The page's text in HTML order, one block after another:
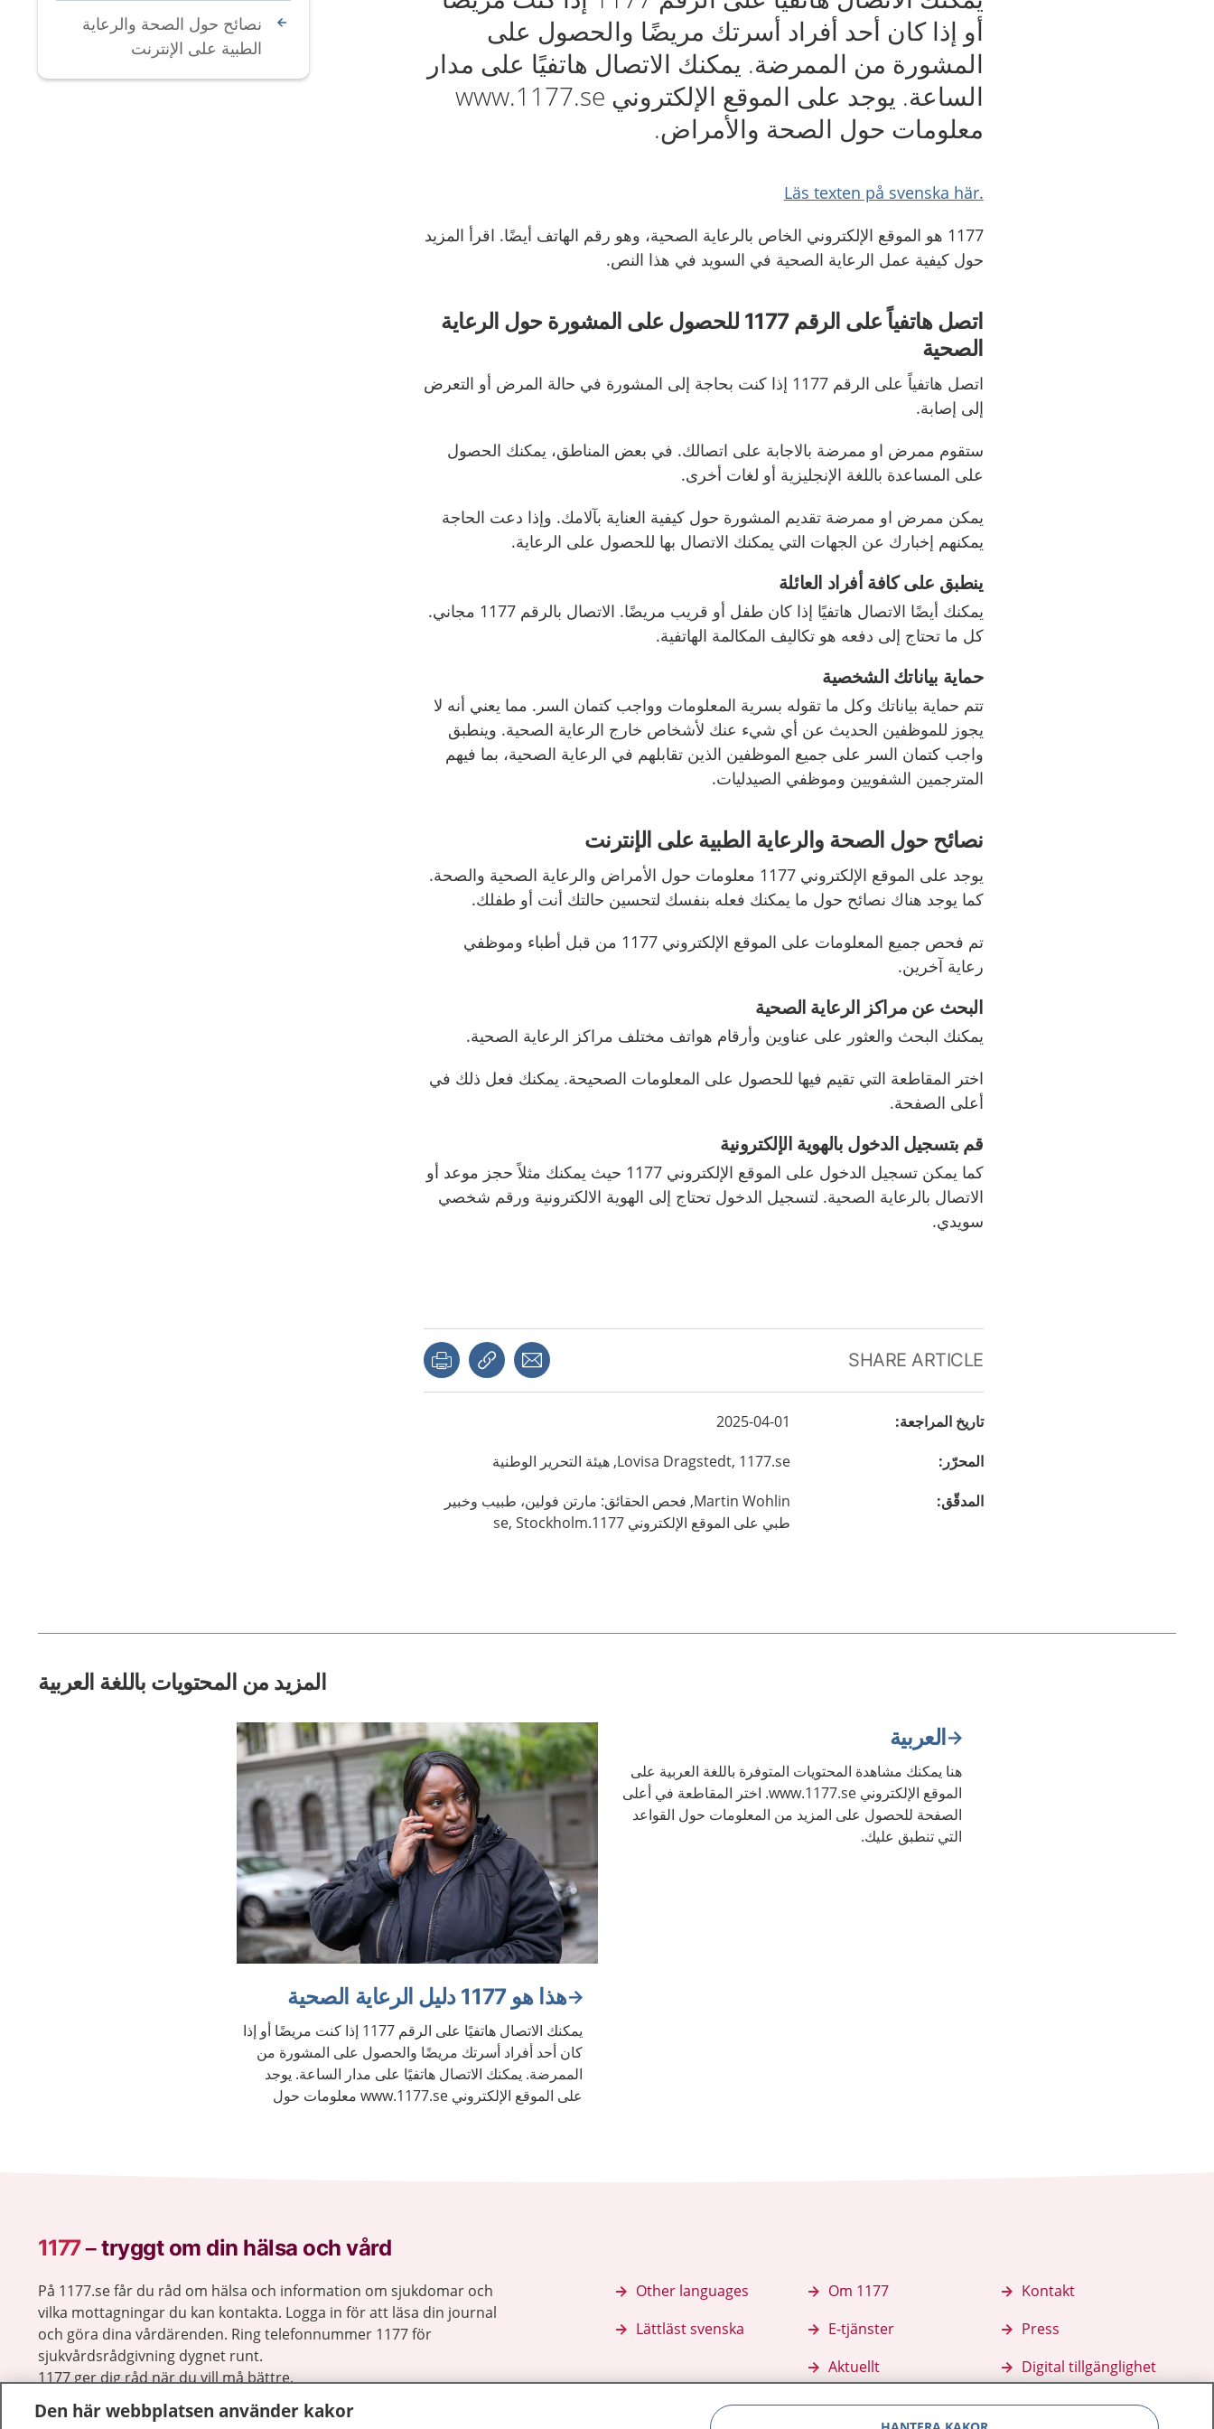
أو إذا كان أحد أفراد أسرتك مريضًا والحصول على
المشورة من الممرضة. يمكنك الاتصال هاتفيًا على مدار
الساعة. يوجد على الموقع الإلكتروني www.1177.se
معلومات حول الصحة والأمراض.
.Läs texten på svenska här
1177 هو الموقع الإلكتروني الخاص بالرعاية الصحية، وهو رقم الهاتف أيضًا. اقرأ المزيد
حول كيفية عمل الرعاية الصحية في السويد في هذا النص.
اتصل هاتفياً على الرقم 1177 للحصول على المشورة حول الرعاية
الصحية
اتصل هاتفياً على الرقم 1177 إذا كنت بحاجة إلى المشورة في حالة المرض أو التعرض
إلى إصابة.
ستقوم ممرض او ممرضة بالاجابة على اتصالك. في بعض المناطق، يمكنك الحصول
على المساعدة باللغة الإنجليزية أو لغات أخرى.
يمكن ممرض او ممرضة تقديم المشورة حول كيفية العناية بآلامك. وإذا دعت الحاجة
يمكنهم إخبارك عن الجهات التي يمكنك الاتصال بها للحصول على الرعاية.
ينطبق على كافة أفراد العائلة
يمكنك أيضًا الاتصال هاتفيًا إذا كان طفل أو قريب مريضًا. الاتصال بالرقم 1177 مجاني.
كل ما تحتاج إلى دفعه هو تكاليف المكالمة الهاتفية.
حماية بياناتك الشخصية
تتم حماية بياناتك وكل ما تقوله بسرية المعلومات وواجب كتمان السر. مما يعني أنه لا
يجوز للموظفين الحديث عن أي شيء عنك لأشخاص خارج الرعاية الصحية. وينطبق
واجب كتمان السر على جميع الموظفين الذين تقابلهم في الرعاية الصحية، بما فيهم
المترجمين الشفويين وموظفي الصيدليات.
نصائح حول الصحة والرعاية الطبية على الإنترنت
يوجد على الموقع الإلكتروني 1177 معلومات حول الأمراض والرعاية الصحية والصحة.
كما يوجد هناك نصائح حول ما يمكنك فعله بنفسك لتحسين حالتك أنت أو طفلك.
تم فحص جميع المعلومات على الموقع الإلكتروني 1177 من قبل أطباء وموظفي
رعاية آخرين.
البحث عن مراكز الرعاية الصحية
يمكنك البحث والعثور على عناوين وأرقام هواتف مختلف مراكز الرعاية الصحية.
اختر المقاطعة التي تقيم فيها للحصول على المعلومات الصحيحة. يمكنك فعل ذلك في
أعلى الصفحة.
قم بتسجيل الدخول بالهوية الإلكترونية
كما يمكن تسجيل الدخول على الموقع الإلكتروني 1177 حيث يمكنك مثلاً حجز موعد أو
الاتصال بالرعاية الصحية. لتسجيل الدخول تحتاج إلى الهوية الالكترونية ورقم شخصي
سويدي.
SHARE ARTICLE
Share with a friend
Copy link
تاريخ المراجعة:
2025-04-01
المحرّر :
Lovisa Dragstedt, 1177.se, هيئة التحرير الوطنية
المدقّق:
Martin Wohlin,
فحص الحقائق: مارتن فولين، طبيب وخبير
طبي على الموقع الإلكتروني 1177.se,
Stockholm
نصائح حول الصحة والرعاية
الطبية على الإنترنت
المزيد من المحتويات باللغة العربية
العربية
هنا يمكنك مشاهدة المحتويات المتوفرة باللغة العربية على
الموقع الإلكتروني www.1177.se. اختر المقاطعة في أعلى
الصفحة للحصول على المزيد من المعلومات حول القواعد
التي تنطبق عليك.
هذا هو 1177 دليل الرعاية الصحية
يمكنك الاتصال هاتفيًا على الرقم 1177 إذا كنت مريضًا أو إذا
كان أحد أفراد أسرتك مريضًا والحصول على المشورة من
الممرضة. يمكنك الاتصال هاتفيًا على مدار الساعة. يوجد
على الموقع الإلكتروني www.1177.se معلومات حول
1177–tryggt om din hälsa och vård
På 1177.se får du råd om hälsa och information om sjukdomar och
vilka mottagningar du kan kontakta. Logga in för att läsa din journal
och göra dina vårdärenden. Ring telefonnummer 1177 för
sjukvårdsrådgivning dygnet runt.
1177 ger dig råd när du vill må bättre.
Other languages
Lättläst svenska
Om 1177
E-tjänster
Aktuellt
Kontakt
Press
Digital tillgänglighet
Den här webbplatsen använder kakor